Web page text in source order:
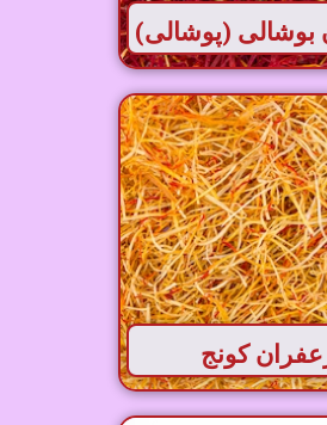
بوشالی (پوشالی)
کونج